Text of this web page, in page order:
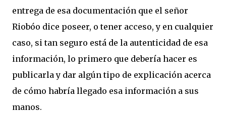
entrega de esa documentación que el señor
Riobóo dice poseer, o tener acceso, y en cualquier
caso, si tan seguro está de la autenticidad de esa
información, lo primero que debería hacer es
publicarla y dar algún tipo de explicación acerca
de cómo habría llegado esa información a sus
manos.